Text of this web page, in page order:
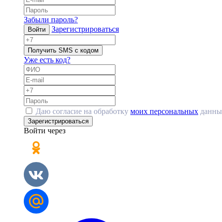
Забыли пароль?
Войти Зарегистрироваться
Получить SMS с кодом
Уже есть код?
Даю согласие на обработку моих персональных
Зарегистрироваться
Войти через